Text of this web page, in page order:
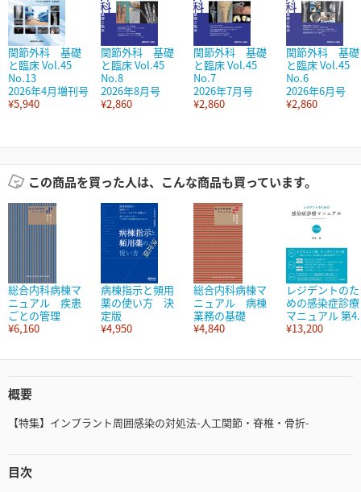
関節外科 基礎
と臨床 Vol.45
No.13
2026年4月増刊号
¥5,940
関節外科 基礎
と臨床 Vol.45
No.8
2026年8月号
¥2,860
関節外科 基礎
と臨床 Vol.45
No.7
2026年7月号
¥2,860
関節外科 基礎
と臨床 Vol.45
No.6
2026年6月号
¥2,860
この商品を買った人は、こんな商品も買っています。
総合内科病棟マ
ニュアル 疾患
ごとの管理
¥6,160
病棟指示と頻用
薬の使い方 決
定版
¥4,950
総合内科病棟マ
ニュアル 病棟
業務の基礎
¥4,840
レジデントのた
めの感染症診療
マニュアル 第
¥13,200
概要
【特集】インプラント周囲感染の対処法-人工関節・脊椎・骨折-
目次